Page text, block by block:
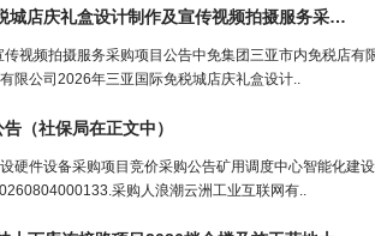
中免集团三亚市内免税店有限公司2026年三亚国际免税城店庆礼盒设计制作及宣传视频拍摄服务采购项目公告（
视频拍摄服务采购项目公告中免集团三亚市内免税店有
限公司2026年三亚国际免税城店庆礼盒设计..
告（社保局在正文中）
件设备采购项目竞价采购公告矿用调度中心智能化建
采购人浪潮云洲工业互联网有..